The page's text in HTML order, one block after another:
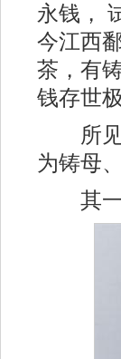
永钱，
今江西
茶，有
钱存世
所见
为铸母
其一